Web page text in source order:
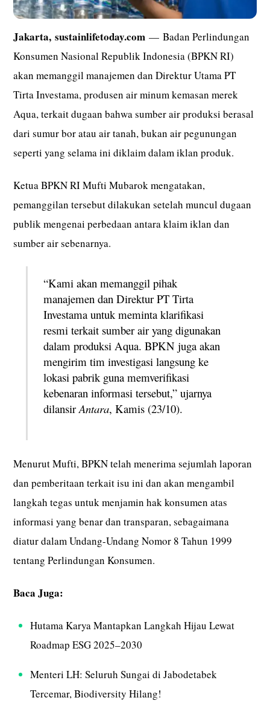
Jakarta,sustainlifetoday.com— Badan Perlindungan
Konsumen Nasional Republik Indonesia (BPKN RI)
akan memanggil manajemen dan Direktur Utama PT
Tirta Investama, produsen air minum kemasan merek
Aqua, terkait dugaan bahwa sumber air produksi berasal
dari sumur bor atau air tanah, bukan air pegunungan
seperti yang selama ini diklaim dalam iklan produk.
Ketua BPKN RI Mufti Mubarok mengatakan,
pemanggilan tersebut dilakukan setelah muncul dugaan
publik mengenai perbedaan antara klaim iklan dan
sumber air sebenarnya.
“Kami akan memanggil pihak
manajemen dan Direktur PT Tirta
Investama untuk meminta klarifikasi
resmi terkait sumber air yang digunakan
dalam produksi Aqua. BPKN juga akan
mengirim tim investigasi langsung ke
lokasi pabrik guna memverifikasi
kebenaran informasi tersebut,” ujarnya
dilansirAntara, Kamis (23/10).
Menurut Mufti, BPKN telah menerima sejumlah laporan
dan pemberitaan terkait isu ini dan akan mengambil
langkah tegas untuk menjamin hak konsumen atas
informasi yang benar dan transparan, sebagaimana
diatur dalam Undang-Undang Nomor 8 Tahun 1999
tentang Perlindungan Konsumen.
Baca Juga:
Hutama Karya Mantapkan Langkah Hijau Lewat
Roadmap ESG 2025–2030
Menteri LH: Seluruh Sungai di Jabodetabek
Tercemar, Biodiversity Hilang!